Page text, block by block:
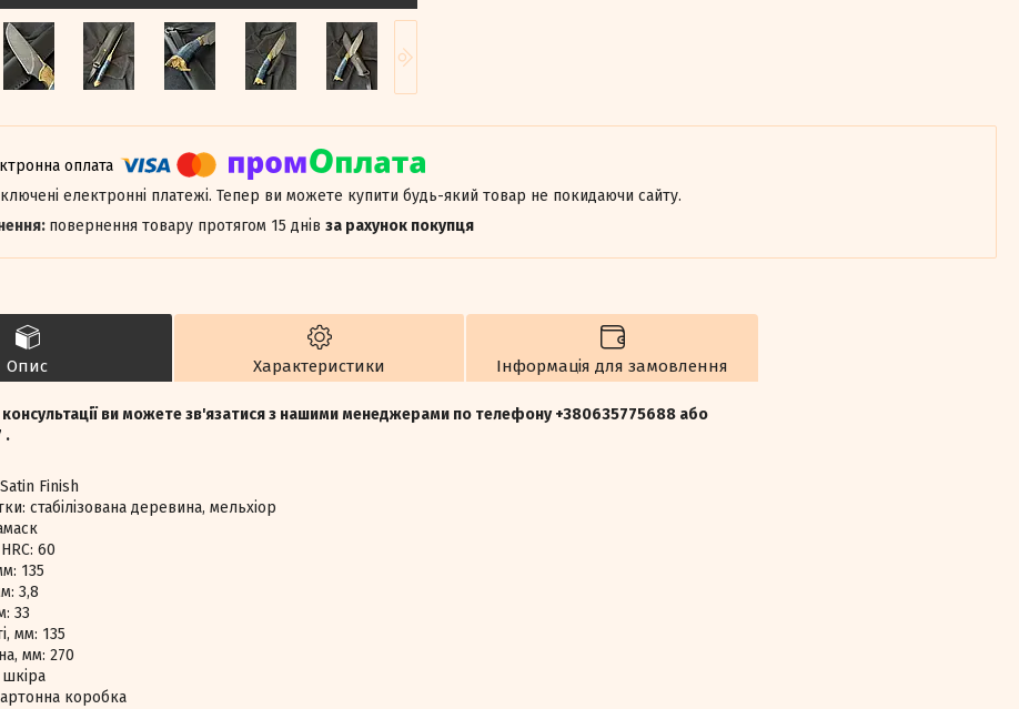
електронні платежі. Тепер ви можете купити будь-який товар не покидаючи сайту.
повернення товару протягом 15 днів за рахунок покупця
Опис Характеристики Інформація для замовлення
ви можете зв'язатися з нашими менеджерами по телефону +380635775688 або
.
Finish
стабілізована деревина, мельхіор
60
135
3,8
33
мм: 135
мм: 270
шкіра
коробка